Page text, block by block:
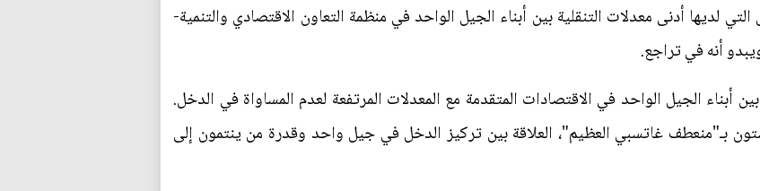
لديها أدنى معدلات التنقلية بين أبناء الجيل الواحد في منظمة التعاون الاقتصادي والتنمية-
أبناء الجيل الواحد في الاقتصادات المتقدمة مع المعدلات المرتفعة لعدم المساواة في الدخل.
بـ"منعطف غاتسبي العظيم"، العلاقة بين تركيز الدخل في جيل واحد وقدرة من ينتمون إلى